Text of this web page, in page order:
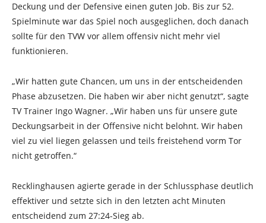
Deckung und der Defensive einen guten Job. Bis zur 52.
Spielminute war das Spiel noch ausgeglichen, doch danach
sollte für den TVW vor allem offensiv nicht mehr viel
funktionieren.
„Wir hatten gute Chancen, um uns in der entscheidenden
Phase abzusetzen. Die haben wir aber nicht genutzt“, sagte
TV Trainer Ingo Wagner. „Wir haben uns für unsere gute
Deckungsarbeit in der Offensive nicht belohnt. Wir haben
viel zu viel liegen gelassen und teils freistehend vorm Tor
nicht getroffen.“
Recklinghausen agierte gerade in der Schlussphase deutlich
effektiver und setzte sich in den letzten acht Minuten
entscheidend zum 27:24-Sieg ab.